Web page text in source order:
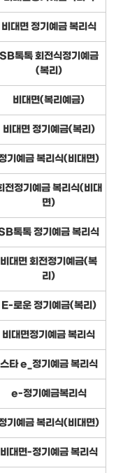
비대면 정기예금 복리식
SB톡톡 회전식정기예금
(복리)
비대면(복리예금)
비대면 정기예금(복리)
기예금 복리식(비대면)
전정기예금 복리식(비대
면)
톡톡 정기예금 복리식
비대면 회전정기예금(복
리)
E-로운 정기예금(복리)
비대면정기예금 복리식
스타 e_정기예금 복리식
e-정기예금복리식
기예금 복리식(비대면)
비대면-정기예금 복리식